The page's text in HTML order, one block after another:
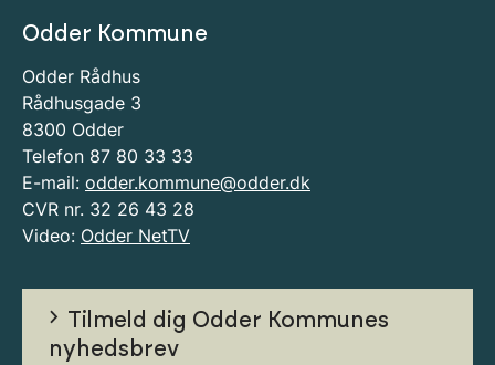
Odder Kommune
Odder Rådhus
Rådhusgade 3
8300 Odder
Telefon 87 80 33 33
E-mail: odder.kommune@odder.dk
CVR nr. 32 26 43 28
Video: Odder NetTV
Tilmeld dig Odder Kommunes
nyhedsbrev